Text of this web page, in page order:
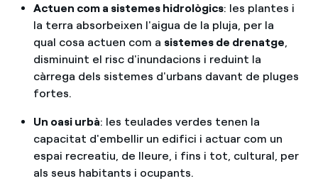
Actuen com a sistemes hidrològics: les plantes i
la terra absorbeixen l'aigua de la pluja, per la
qual cosa actuen com a sistemes de drenatge,
disminuint el risc d'inundacions i reduint la
càrrega dels sistemes d'urbans davant de pluges
fortes.
Un oasi urbà: les teulades verdes tenen la
capacitat d'embellir un edifici i actuar com un
espai recreatiu, de lleure, i fins i tot, cultural, per
als seus habitants i ocupants.